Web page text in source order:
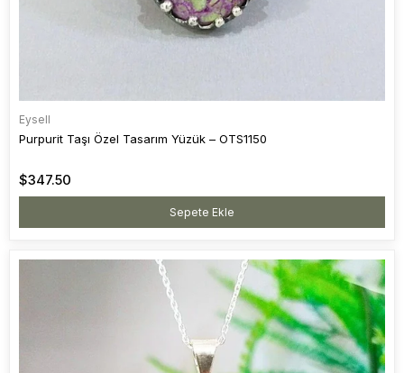
Eysell
Purpurit Taşı Özel Tasarım Yüzük – OTS1150
$347.50
Sepete Ekle